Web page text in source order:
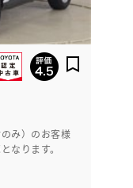
み）のお客様
なります。